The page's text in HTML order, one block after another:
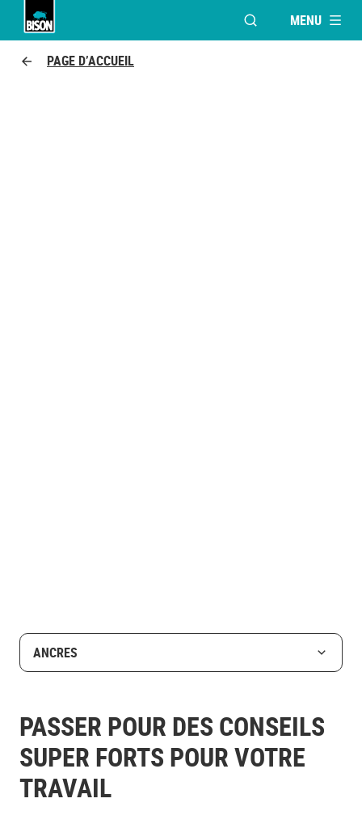
OUVRIR LAMENU
PAGE D’ACCUEIL
ANCRES
PASSER POUR DES CONSEILS
SUPER FORTS POUR VOTRE
TRAVAIL